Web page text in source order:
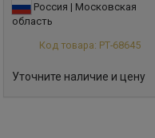
Россия | Московская
область
Код товара: РТ-68645
Уточните наличие и цену